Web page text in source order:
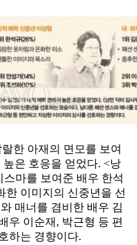
한 아재의 면모를 보여
은 호응을 얻었다. <낭
마를 보여준 배우 한석
한 이미지의 신중년을 선
매너를 겸비한 배우 김
우 이순재, 박근형 등 편
하는 경향이다.